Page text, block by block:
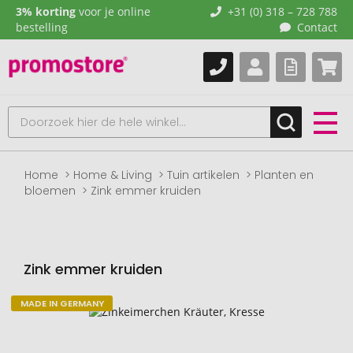
3% korting voor je online
bestelling
+31 (0) 318 – 728 788
Contact
Home Home & Living Tuin artikelen
Planten en
bloemen
Zink emmer kruiden
Zink emmer kruiden
Naar
MADE IN GERMANY